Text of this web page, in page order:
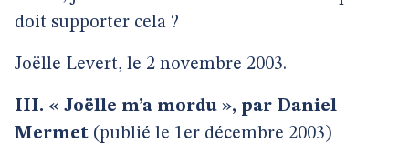
doit supporter cela ?
Joëlle Levert, le 2 novembre 2003.
III. « Joëlle m’a mordu », par Daniel
Mermet (publié le 1er décembre 2003)